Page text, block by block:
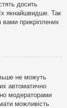
досить
якнайшвидше. Так
прикріплених
не можуть
автоматично
модераторами
можливість